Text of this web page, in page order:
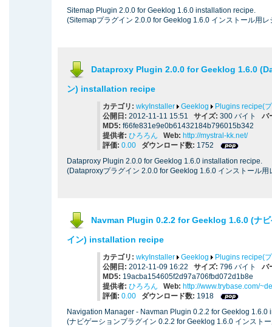
Sitemap Plugin 2.0.0 for Geeklog 1.6.0 installation recipe.
(Sitemapプラグイン 2.0.0 for Geeklog 1.6.0 インストール用レ
Dataproxy Plugin 2.0.0 for Geeklog 1.6.0
ン) installation recipe
カテゴリ: wkyInstaller Geeklog
Plugins recipe(
公開日: 2012-11-11 15:51 サイズ: 300 バイト バ
MD5: f66fe831e9e0b61432184b796015b342
提供者: ひろろん Web: http://mystral-kk.net/
評価: 0.00 ダウンロード数: 1752
Dataproxy Plugin 2.0.0 for Geeklog 1.6.0 installation recipe.
(Dataproxyプラグイン 2.0.0 for Geeklog 1.6.0 インストール用
Navman Plugin 0.2.2 for Geeklog 1.6.0 (ナビ
イン) installation recipe
カテゴリ: wkyInstaller Geeklog
Plugins recipe(
公開日: 2012-11-09 16:22 サイズ: 796 バイト バ
MD5: 19acba154605f2d97a706fbd072d1b8e
提供者: ひろろん Web: http://www.trybase.com/
評価: 0.00 ダウンロード数: 1918
Navigation Manager - Navman Plugin 0.2.2 for Geeklog 1.6.0
(ナビゲーションプラグイン 0.2.2 for Geeklog 1.6.0 インスト